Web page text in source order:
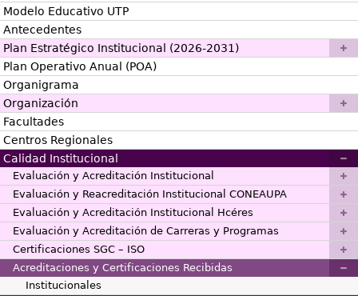
Modelo Educativo UTP
Antecedentes
Plan Estratégico Institucional (2026-2031)
Plan Operativo Anual (POA)
Organigrama
Organización
Facultades
Centros Regionales
Calidad Institucional
Evaluación y Acreditación Institucional
Evaluación y Reacreditación Institucional CONEAUPA
Evaluación y Acreditación Institucional Hcéres
Evaluación y Acreditación de Carreras y Programas
Certificaciones SGC – ISO
Acreditaciones y Certificaciones Recibidas
Institucionales